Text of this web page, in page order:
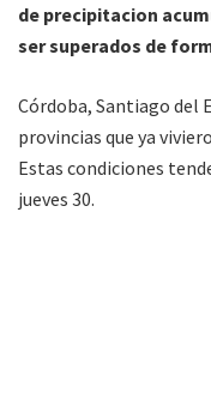
de precipitacion
ser superados de
Córdoba, Santiago del
provincias que ya
Estas condiciones
jueves 30.